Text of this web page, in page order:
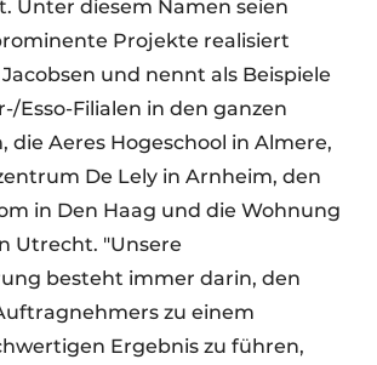
Unter diesem Namen seien
Projekte realisiert
und nennt als Beispiele
Esso-Filialen in den ganzen
die Aeres Hogeschool in Almere,
De Lely in Arnheim, den
in Den Haag und die Wohnung
Utrecht. "Unsere
besteht immer darin, den
zu einem
Ergebnis zu führen,